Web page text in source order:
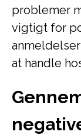
problemer
vigtigt for
at handle